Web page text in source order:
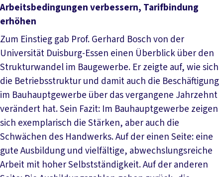
Arbeitsbedingungen verbessern, Tarifbindung
erhöhen
Zum Einstieg gab Prof. Gerhard Bosch von der
Universität Duisburg-Essen einen Überblick über den
Strukturwandel im Baugewerbe. Er zeigte auf, wie sich
die Betriebsstruktur und damit auch die Beschäftigung
im Bauhauptgewerbe über das vergangene Jahrzehnt
verändert hat. Sein Fazit: Im Bauhauptgewerbe zeigen
sich exemplarisch die Stärken, aber auch die
Schwächen des Handwerks. Auf der einen Seite: eine
gute Ausbildung und vielfältige, abwechslungsreiche
Arbeit mit hoher Selbstständigkeit. Auf der anderen